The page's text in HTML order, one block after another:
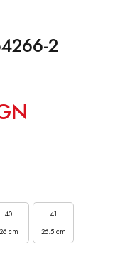
2
40
26 cm
41
26.5 cm